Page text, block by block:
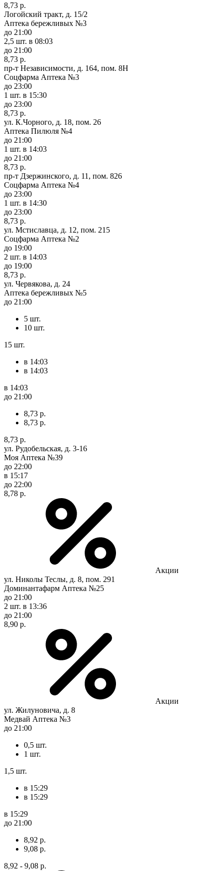
8,73 р.
Логойский тракт, д. 15/2
Аптека бережливых №3
до 21:00
2,5 шт. в 08:03
до 21:00
8,73 р.
пр-т Независимости, д. 164, пом. 8Н
Соцфарма Аптека №3
до 23:00
1 шт. в 15:30
до 23:00
8,73 р.
ул. К.Чорного, д. 18, пом. 26
Аптека Пилюля №4
до 21:00
1 шт. в 14:03
до 21:00
8,73 р.
пр-т Дзержинского, д. 11, пом. 826
Соцфарма Аптека №4
до 23:00
1 шт. в 14:30
до 23:00
8,73 р.
ул. Мстиславца, д. 12, пом. 215
Соцфарма Аптека №2
до 19:00
2 шт. в 14:03
до 19:00
8,73 р.
ул. Червякова, д. 24
Аптека бережливых №5
до 21:00
5 шт.
10 шт.
15 шт.
в 14:03
в 14:03
в 14:03
до 21:00
8,73 р.
8,73 р.
8,73 р.
ул. Рудобельская, д. 3-16
Моя Аптека №39
до 22:00
в 15:17
до 22:00
8,78 р.
Акции
ул. Николы Теслы, д. 8, пом. 291
Доминантафарм Аптека №25
до 21:00
2 шт. в 13:36
до 21:00
8,90 р.
Акции
ул. Жилуновича, д. 8
Медвай Аптека №3
до 21:00
0,5 шт.
1 шт.
1,5 шт.
в 15:29
в 15:29
в 15:29
до 21:00
8,92 р.
9,08 р.
8,92 - 9,08 р.